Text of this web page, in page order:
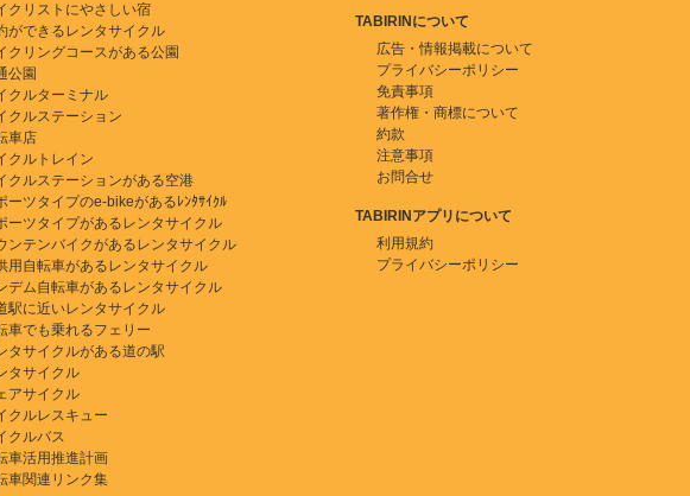
クリストにやさしい宿
ができるレンタサイクル
クリングコースがある公園
公園
クルターミナル
クルステーション
車店
クルトレイン
クルステーションがある空港
ーツタイプのe-bikeがあるﾚﾝﾀｻｲｸﾙ
ーツタイプがあるレンタサイクル
ンテンバイクがあるレンタサイクル
用自転車があるレンタサイクル
デム自転車があるレンタサイクル
駅に近いレンタサイクル
車でも乗れるフェリー
タサイクルがある道の駅
タサイクル
アサイクル
クルレスキュー
クルバス
車活用推進計画
車関連リンク集
TABIRINについて
広告・情報掲載について
プライバシーポリシー
免責事項
著作権・商標について
約款
注意事項
お問合せ
TABIRINアプリについて
利用規約
プライバシーポリシー